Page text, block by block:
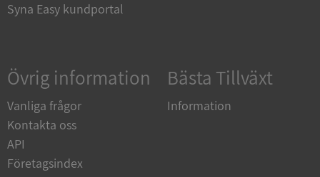
Syna Easy kundportal
Övrig information
Vanliga frågor
Kontakta oss
API
Företagsindex
Bästa Tillväxt
Information
VISITOR_PRIVACY_METADATA
Privacy Policy